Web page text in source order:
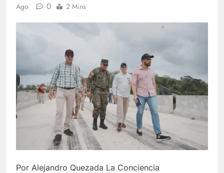
Ago
0 2 Mins
Por Alejandro Quezada La Conciencia